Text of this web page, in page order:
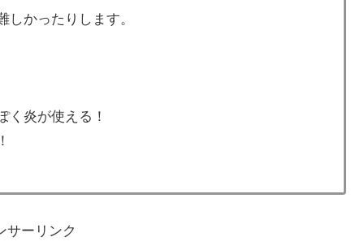
かったりします。
炎が使える！
サーリンク